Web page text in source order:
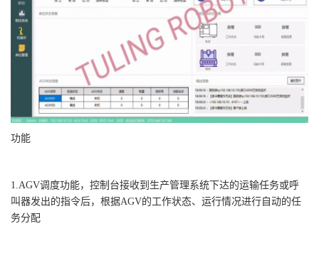
功能
1.AGV调度功能，控制台接收到生产管理系统下达的运输任务或呼
叫器发出的指令后，根据AGV的工作状态、运行情况进行自动的任
务分配